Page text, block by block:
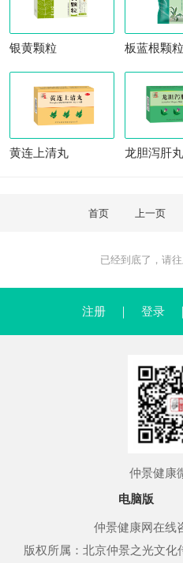
银黄颗粒 板蓝根颗粒
黄连上清丸 龙胆泻肝丸
首页 上一页
已经到底了，请
注册 登录
仲景健康
电脑版
仲景健康网在线
版权所属：北京仲景之光文